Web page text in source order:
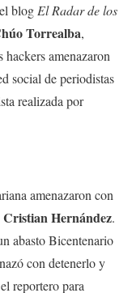
blog El Radar de los
Torrealba,
amenazaron
social de periodistas
realizada por
amenazaron con
Cristian Hernández.
abasto Bicentenario
con detenerlo y
reportero para